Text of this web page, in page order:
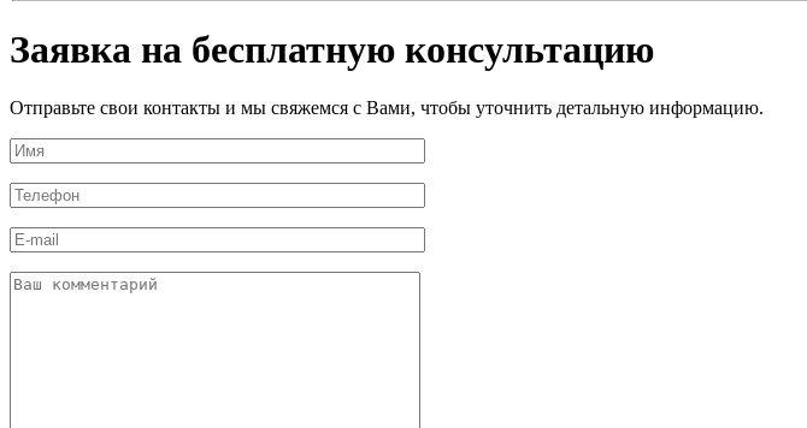
Заявка на бесплатную консультацию
Отправьте свои контакты и мы свяжемся с Вами, чтобы уточнить детальную информацию.